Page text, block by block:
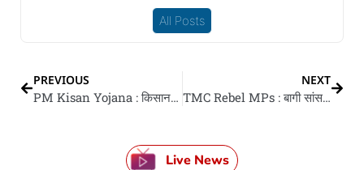
All Posts
PREVIOUS
PM Kisan Yojana : किसानन के खाता में एह दिन आई 23वीं किस्त, जानीं किस्त पावे खातिर का करे के पड़ी?
NEXT
TMC Rebel MPs : बागी सांसदन के विलय पs तुरंत फैसला ना होई, लोकसभा स्पीकर लिहें कानूनी राय, ममता गुट से मांगल गइल जवाब
Live News